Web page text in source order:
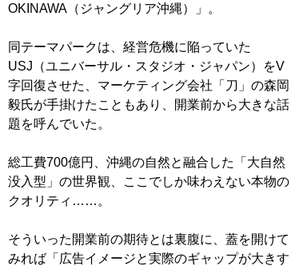
OKINAWA（ジャングリア沖縄）」。
同テーマパークは、経営危機に陥っていた
USJ（ユニバーサル・スタジオ・ジャパン）をV
字回復させた、マーケティング会社「刀」の森岡
毅氏が手掛けたこともあり、開業前から大きな話
題を呼んでいた。
総工費700億円、沖縄の自然と融合した「大自然
没入型」の世界観、ここでしか味わえない本物の
クオリティ……。
そういった開業前の期待とは裏腹に、蓋を開けて
みれば「広告イメージと実際のギャップが大きす